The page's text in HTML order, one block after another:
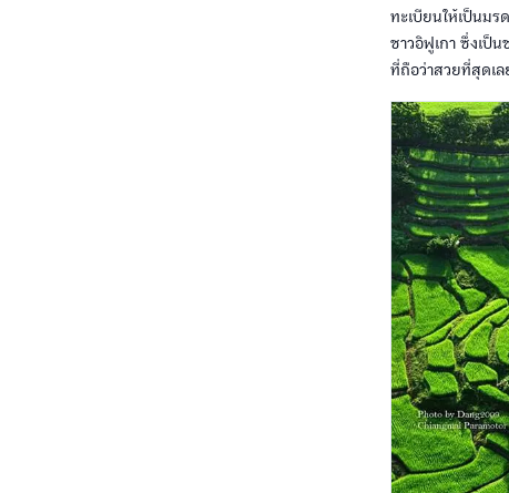
ทะเบียนให้เป็นมร
ชาวอิฟูเกา ซึ่งเป็
ที่ถือว่าสวยที่สุดเล